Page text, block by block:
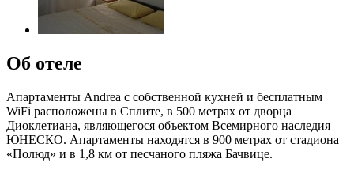
Об отеле
Апартаменты Andrea с собственной кухней и бесплатным
WiFi расположены в Сплите, в 500 метрах от дворца
Диоклетиана, являющегося объектом Всемирного наследия
ЮНЕСКО. Апартаменты находятся в 900 метрах от стадиона
«Полюд» и в 1,8 км от песчаного пляжа Бачвице.